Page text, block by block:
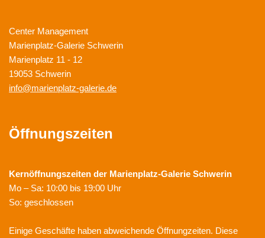
Center Management
Marienplatz-Galerie Schwerin
Marienplatz 11 - 12
19053 Schwerin
info@marienplatz-galerie.de
Öffnungszeiten
Kernöffnungszeiten der Marienplatz-Galerie Schwerin
Mo – Sa: 10:00 bis 19:00 Uhr
So: geschlossen
Einige Geschäfte haben abweichende Öffnungzeiten. Diese